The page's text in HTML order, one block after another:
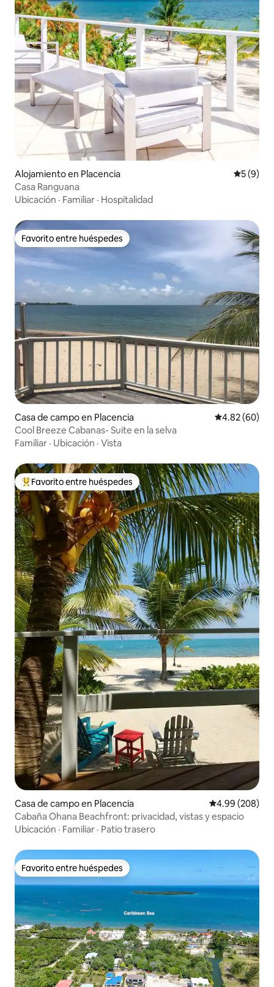
Alojamiento en Placencia
5 (9)
Casa Ranguana
Ubicación · Familiar · Hospitalidad
Favorito entre huéspedes
Favorito entre huéspedes
Casa de campo en Placencia Calificación
4.82 (60)
Cool Breeze Cabanas- Suite en la selva
Familiar · Ubicación · Vista
Favorito entre huéspedes preferido
Favorito entre huéspedes
Casa de campo en Placencia Calificación
4.99 (208)
Cabaña Ohana Beachfront: privacidad, vistas y espacio
Ubicación · Familiar · Patio trasero
Favorito entre huéspedes
Favorito entre huéspedes